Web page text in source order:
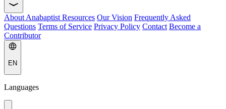
About Anabaptist Resources Our Vision Frequently Asked
Questions Terms of Service Privacy Policy Contact Become a
Contributor
EN
Languages